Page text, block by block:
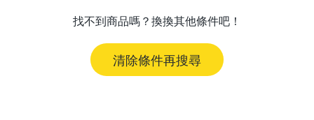
找不到商品嗎？換換其他條件吧！
清除條件再搜尋